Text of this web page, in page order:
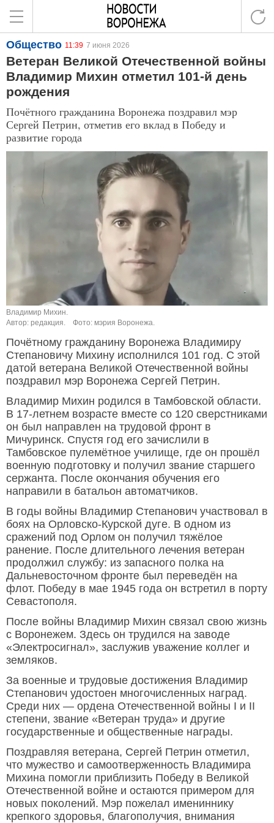
Общество 11:39 7 июня 2026
Ветеран Великой Отечественной войны
Владимир Михин отметил 101-й день
рождения
Почётного гражданина Воронежа поздравил мэр
Сергей Петрин, отметив его вклад в Победу и
развитие города
Владимир Михин.
Автор: редакция.
Фото: мэрия Воронежа.
Почётному гражданину Воронежа Владимиру
Степановичу Михину исполнился 101 год. С этой
датой ветерана Великой Отечественной войны
поздравил мэр Воронежа Сергей Петрин.
Владимир Михин родился в Тамбовской области.
В 17-летнем возрасте вместе со 120 сверстниками
он был направлен на трудовой фронт в
Мичуринск. Спустя год его зачислили в
Тамбовское пулемётное училище, где он прошёл
военную подготовку и получил звание старшего
сержанта. После окончания обучения его
направили в батальон автоматчиков.
В годы войны Владимир Степанович участвовал в
боях на Орловско-Курской дуге. В одном из
сражений под Орлом он получил тяжёлое
ранение. После длительного лечения ветеран
продолжил службу: из запасного полка на
Дальневосточном фронте был переведён на
флот. Победу в мае 1945 года он встретил в порту
Севастополя.
После войны Владимир Михин связал свою жизнь
с Воронежем. Здесь он трудился на заводе
«Электросигнал», заслужив уважение коллег и
земляков.
За военные и трудовые достижения Владимир
Степанович удостоен многочисленных наград.
Среди них — ордена Отечественной войны I и II
степени, звание «Ветеран труда» и другие
государственные и общественные награды.
Поздравляя ветерана, Сергей Петрин отметил,
что мужество и самоотверженность Владимира
Михина помогли приблизить Победу в Великой
Отечественной войне и остаются примером для
новых поколений. Мэр пожелал имениннику
крепкого здоровья, благополучия, внимания